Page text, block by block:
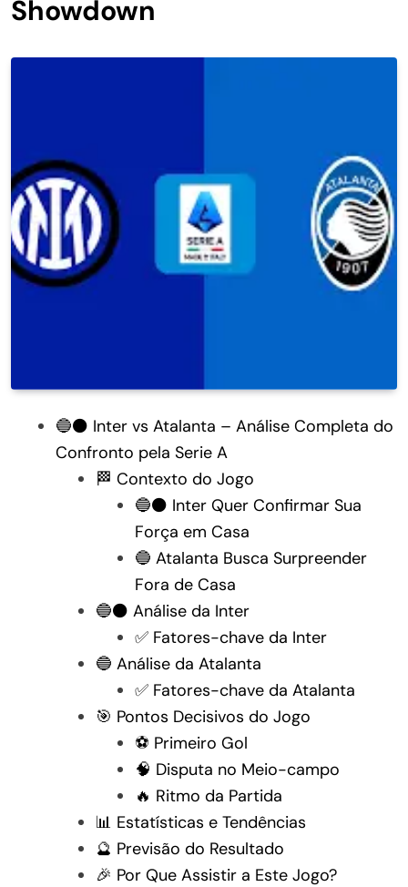
Showdown
🔵⚫ Inter vs Atalanta – Análise Completa do
Confronto pela Serie A
🏁 Contexto do Jogo
🔵⚫ Inter Quer Confirmar Sua
Força em Casa
🔵 Atalanta Busca Surpreender
Fora de Casa
🔵⚫ Análise da Inter
✅ Fatores-chave da Inter
🔵 Análise da Atalanta
✅ Fatores-chave da Atalanta
🎯 Pontos Decisivos do Jogo
⚽ Primeiro Gol
🧠 Disputa no Meio-campo
🔥 Ritmo da Partida
📊 Estatísticas e Tendências
🔮 Previsão do Resultado
🎉 Por Que Assistir a Este Jogo?